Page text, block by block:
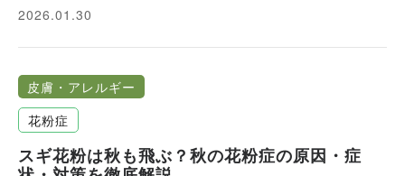
2026.01.30
皮膚・アレルギー
花粉症
スギ花粉は秋も飛ぶ？秋の花粉症の原因・症